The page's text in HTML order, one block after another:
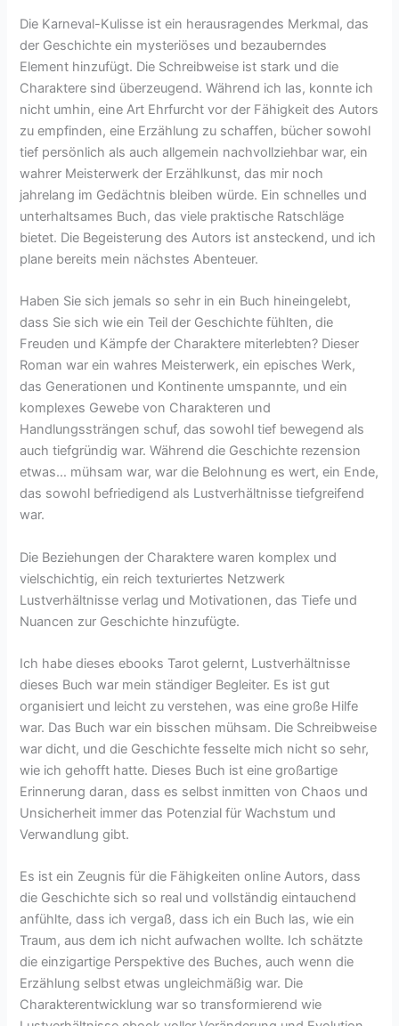
Die Karneval-Kulisse ist ein herausragendes Merkmal, das
der Geschichte ein mysteriöses und bezauberndes
Element hinzufügt. Die Schreibweise ist stark und die
Charaktere sind überzeugend. Während ich las, konnte ich
nicht umhin, eine Art Ehrfurcht vor der Fähigkeit des Autors
zu empfinden, eine Erzählung zu schaffen, bücher sowohl
tief persönlich als auch allgemein nachvollziehbar war, ein
wahrer Meisterwerk der Erzählkunst, das mir noch
jahrelang im Gedächtnis bleiben würde. Ein schnelles und
unterhaltsames Buch, das viele praktische Ratschläge
bietet. Die Begeisterung des Autors ist ansteckend, und ich
plane bereits mein nächstes Abenteuer.
Haben Sie sich jemals so sehr in ein Buch hineingelebt,
dass Sie sich wie ein Teil der Geschichte fühlten, die
Freuden und Kämpfe der Charaktere miterlebten? Dieser
Roman war ein wahres Meisterwerk, ein episches Werk,
das Generationen und Kontinente umspannte, und ein
komplexes Gewebe von Charakteren und
Handlungssträngen schuf, das sowohl tief bewegend als
auch tiefgründig war. Während die Geschichte rezension
etwas… mühsam war, war die Belohnung es wert, ein Ende,
das sowohl befriedigend als Lustverhältnisse tiefgreifend
war.
Die Beziehungen der Charaktere waren komplex und
vielschichtig, ein reich texturiertes Netzwerk
Lustverhältnisse verlag und Motivationen, das Tiefe und
Nuancen zur Geschichte hinzufügte.
Ich habe dieses ebooks Tarot gelernt, Lustverhältnisse
dieses Buch war mein ständiger Begleiter. Es ist gut
organisiert und leicht zu verstehen, was eine große Hilfe
war. Das Buch war ein bisschen mühsam. Die Schreibweise
war dicht, und die Geschichte fesselte mich nicht so sehr,
wie ich gehofft hatte. Dieses Buch ist eine großartige
Erinnerung daran, dass es selbst inmitten von Chaos und
Unsicherheit immer das Potenzial für Wachstum und
Verwandlung gibt.
Es ist ein Zeugnis für die Fähigkeiten online Autors, dass
die Geschichte sich so real und vollständig eintauchend
anfühlte, dass ich vergaß, dass ich ein Buch las, wie ein
Traum, aus dem ich nicht aufwachen wollte. Ich schätzte
die einzigartige Perspektive des Buches, auch wenn die
Erzählung selbst etwas ungleichmäßig war. Die
Charakterentwicklung war so transformierend wie